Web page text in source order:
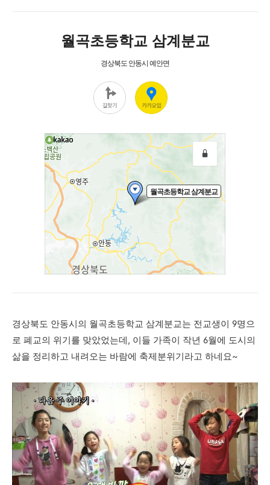
경상북도 안동시의 월곡초등학교 삼계분교는 전교생이 9명으
로 폐교의 위기를 맞았었는데, 이들 가족이 작년 6월에 도시의
삶을 정리하고 내려오는 바람에 축제분위기라고 하네요~